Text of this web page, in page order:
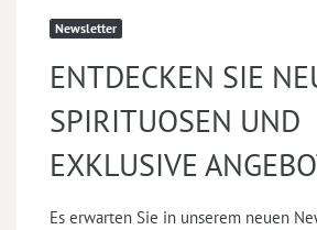
Newsletter
ENTDECKEN SIE
SPIRITUOSEN UND
EXKLUSIVE
Es erwarten Sie in unserem neuen